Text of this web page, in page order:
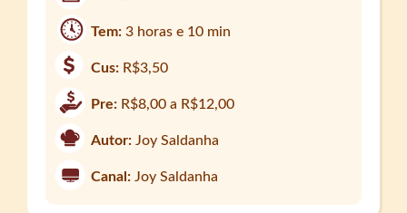
Tem:3 horas e 10 min
Cus: R$3,50
Pre: R$8,00 a R$12,00
Autor: Joy Saldanha
Canal: Joy Saldanha